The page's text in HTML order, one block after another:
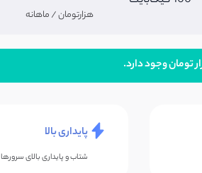
هزارتومان/ ماهانه
پایداری بالا
شتاب و پایداری بالای سرورها